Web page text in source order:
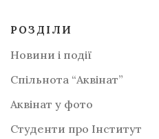
РОЗДІЛИ
Новини і події
Спільнота “Аквінат”
Аквінат у фото
Студенти про Інститут